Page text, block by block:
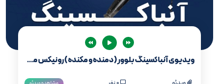
ویدیوی آنباکسینگ بلوور ( دمنده و مکنده ) رونیکس مدل 1206